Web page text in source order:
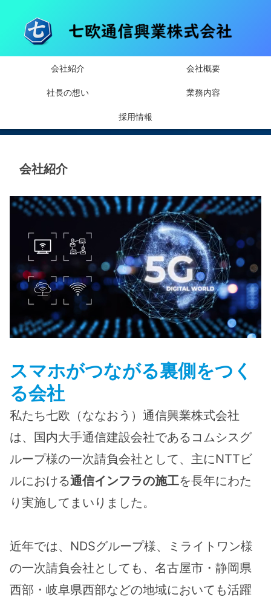
会社紹介 会社概要
社長の想い 業務内容
採用情報
会社紹介
スマホがつながる裏側をつく
る会社
私たち七欧（ななおう）通信興業株式会社
は、国内大手通信建設会社であるコムシスグ
ループ様の一次請負会社として、主にNTTビ
ルにおける通信インフラの施工を長年にわた
り実施してまいりました。
近年では、NDSグループ様、ミライトワン様
の一次請負会社としても、名古屋市・静岡県
西部・岐阜県西部などの地域においても活躍